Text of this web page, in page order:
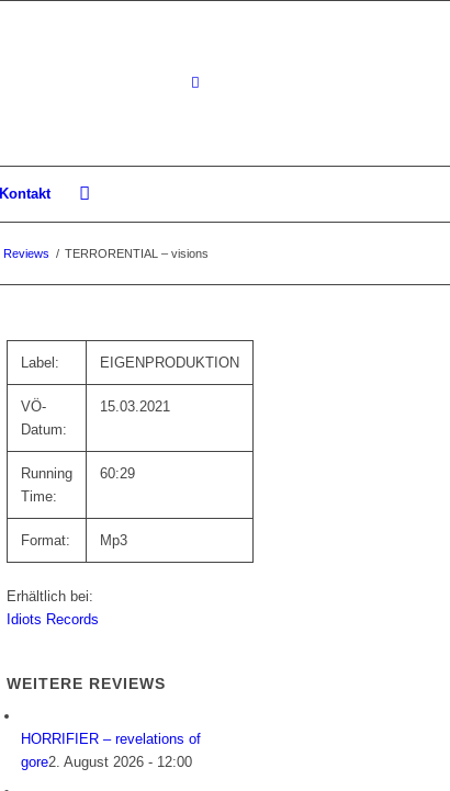
Kontakt
Reviews / TERRORENTIAL – visions
Label: EIGENPRODUKTION
VÖ-
Datum:
15.03.2021
Running
Time:
60:29
Format: Mp3
Erhältlich bei:
Idiots Records
WEITERE REVIEWS
HORRIFIER – revelations of
gore2. August 2026 - 12:00